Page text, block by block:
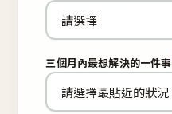
三個月內最想解決的一件事